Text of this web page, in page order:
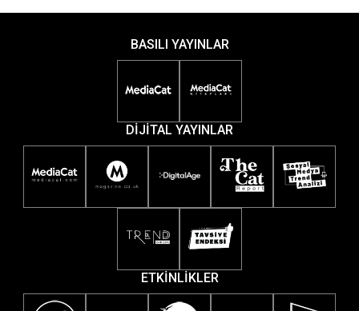
BASILI YAYINLAR
DİJİTAL YAYINLAR
ETKİNLİKLER